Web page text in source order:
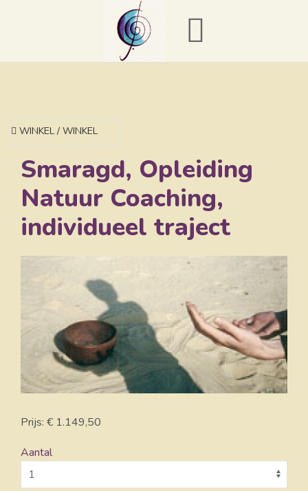
WINKEL / WINKEL
Smaragd, Opleiding
Natuur Coaching,
individueel traject
Prijs: € 1.149,50
Aantal